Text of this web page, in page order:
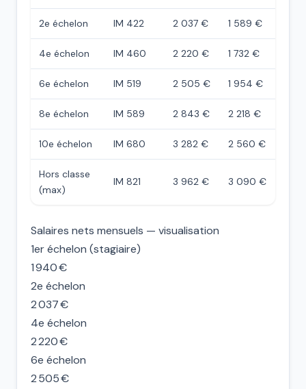
2e échelon IM 422 2 037 € 1 589 €
4e échelon IM 460 2 220 € 1 732 €
6e échelon IM 519 2 505 € 1 954 €
8e échelon IM 589 2 843 € 2 218 €
10e échelon IM 680 3 282 € 2 560 €
Hors classe
(max)
IM 821 3 962 € 3 090 €
Salaires nets mensuels — visualisation
1er échelon (stagiaire)
1 940 €
2e échelon
2 037 €
4e échelon
2 220 €
6e échelon
2 505 €